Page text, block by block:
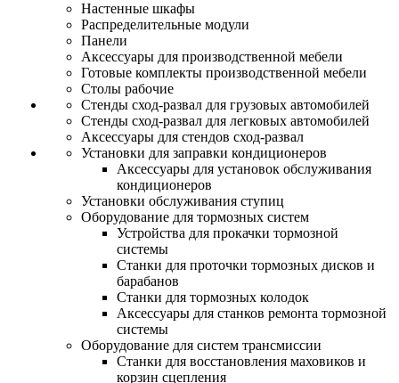
Настенные шкафы
Распределительные модули
Панели
Аксессуары для производственной мебели
Готовые комплекты производственной мебели
Столы рабочие
Стенды сход-развал для грузовых автомобилей
Стенды сход-развал для легковых автомобилей
Аксессуары для стендов сход-развал
Установки для заправки кондиционеров
Аксессуары для установок обслуживания
кондиционеров
Установки обслуживания ступиц
Оборудование для тормозных систем
Устройства для прокачки тормозной
системы
Станки для проточки тормозных дисков и
барабанов
Станки для тормозных колодок
Аксессуары для станков ремонта тормозной
системы
Оборудование для систем трансмиссии
Станки для восстановления маховиков и
корзин сцепления